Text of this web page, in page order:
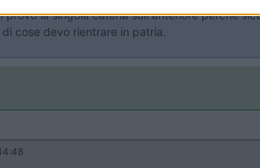
provo la singola catena sull anteriore perché
cose devo rientrare in patria.